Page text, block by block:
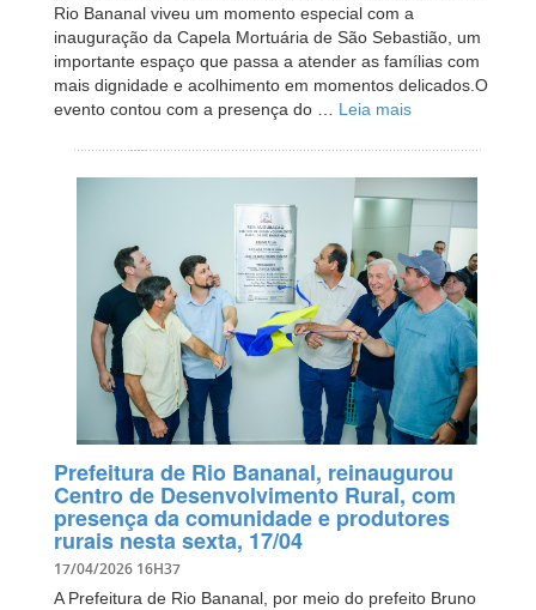
Rio Bananal viveu um momento especial com a
inauguração da Capela Mortuária de São Sebastião, um
importante espaço que passa a atender as famílias com
mais dignidade e acolhimento em momentos delicados.O
evento contou com a presença do … Leia mais
Prefeitura de Rio Bananal, reinaugurou
Centro de Desenvolvimento Rural, com
presença da comunidade e produtores
rurais nesta sexta, 17/04
17/04/2026 16H37
A Prefeitura de Rio Bananal, por meio do prefeito Bruno